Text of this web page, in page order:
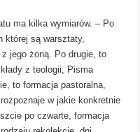
ma kilka wymiarów. – Po
której są warsztaty,
jego żoną. Po drugie, to
z teologii, Pisma
to formacja pastoralna,
w jakie konkretnie
po czwarte, formacja